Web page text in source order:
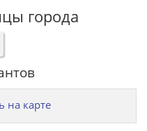
города
на карте